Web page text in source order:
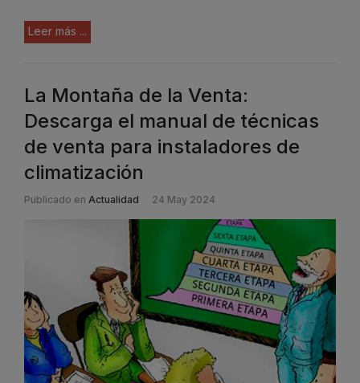
Leer más ...
La Montaña de la Venta:
Descarga el manual de técnicas
de venta para instaladores de
climatización
Publicado en Actualidad 24 May 2024